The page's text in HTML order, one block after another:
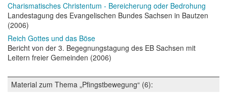
Charismatisches Christentum - Bereicherung oder Bedrohung
Landestagung des Evangelischen Bundes Sachsen in Bautzen
(2006)
Reich Gottes und das Böse
Bericht von der 3. Begegnungstagung des EB Sachsen mit
Leitern freier Gemeinden (2006)
Material zum Thema „Pfingstbewegung“ (6):